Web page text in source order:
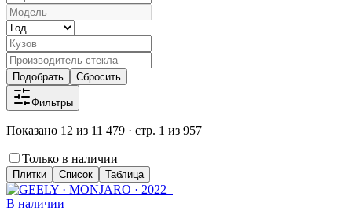
Подобрать Сбросить
Фильтры
Показано 12 из 11 479 · стр. 1 из 957
Только в наличии
Плитки Список Таблица
В наличии